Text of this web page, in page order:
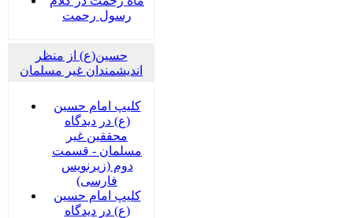
رسول رحمت
حسین(ع) از منظر
اندیشمندان غیر مسلمان
کلیپ امام حسین
(ع) در دیدگاه
محققین غیر
مسلمان - قسمت
دوم (زیرنویس
فارسی)
کلیپ امام حسین
(ع) در دیدگاه